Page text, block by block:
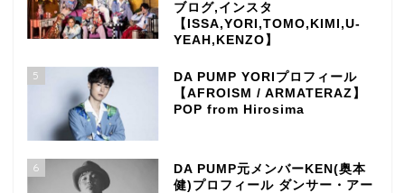
ブログ,インスタ
【ISSA,YORI,TOMO,KIMI,U-
YEAH,KENZO】
5
DA PUMP YORIプロフィール
【AFROISM / ARMATERAZ】
POP from Hirosima
6
DA PUMP元メンバーKEN(奥本
健)プロフィール ダンサー・アー